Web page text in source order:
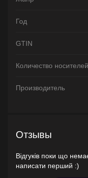
Год
GTIN
Количество носителей
Производитель
Отзывы
Відгуків поки що
написати перший :)